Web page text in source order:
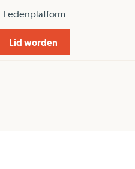
Lid worden
Ledenplatform